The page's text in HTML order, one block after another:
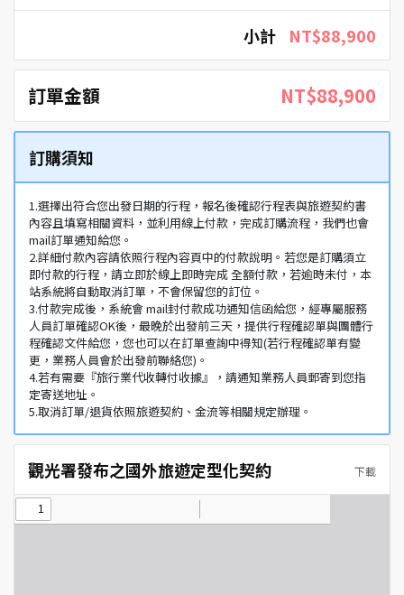
小計 NT$88,900
訂單金額 NT$88,900
訂購須知
1.選擇出符合您出發日期的行程，報名後確認行程表與旅遊契約書
內容且填寫相關資料，並利用線上付款，完成訂購流程，我們也會
mail訂單通知給您。
2.詳細付款內容請依照行程內容頁中的付款說明。若您是訂購須立
即付款的行程，請立即於線上即時完成 全額付款，若逾時未付，本
站系統將自動取消訂單，不會保留您的訂位。
3.付款完成後，系統會 mail封付款成功通知信函給您，經專屬服務
人員訂單確認OK後，最晚於出發前三天，提供行程確認單與團體行
程確認文件給您，您也可以在訂單查詢中得知(若行程確認單有變
更，業務人員會於出發前聯絡您)。
4.若有需要『旅行業代收轉付收據』，請通知業務人員郵寄到您指
定寄送地址。
5.取消訂單/退貨依照旅遊契約、金流等相關規定辦理。
觀光署發布之國外旅遊定型化契約 下載